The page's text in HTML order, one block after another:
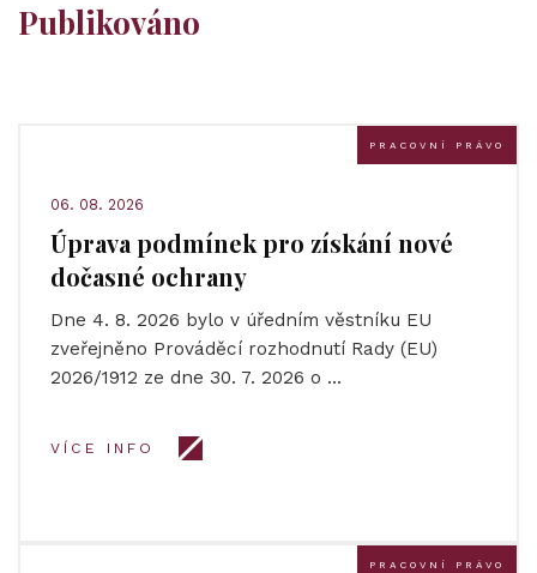
Publikováno
PRACOVNÍ PRÁVO
06. 08. 2026
Úprava podmínek pro získání nové
dočasné ochrany
Dne 4. 8. 2026 bylo v úředním věstníku EU
zveřejněno Prováděcí rozhodnutí Rady (EU)
2026/1912 ze dne 30. 7. 2026 o …
VÍCE INFO
PRACOVNÍ PRÁVO